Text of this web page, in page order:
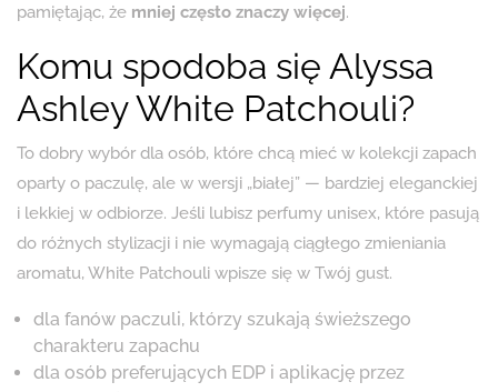
pamiętając, że mniej często znaczy więcej.
Komu spodoba się Alyssa
Ashley White Patchouli?
To dobry wybór dla osób, które chcą mieć w kolekcji zapach
oparty o paczulę, ale w wersji „białej” — bardziej eleganckiej
i lekkiej w odbiorze. Jeśli lubisz perfumy unisex, które pasują
do różnych stylizacji i nie wymagają ciągłego zmieniania
aromatu, White Patchouli wpisze się w Twój gust.
dla fanów paczuli, którzy szukają świeższego
charakteru zapachu
dla osób preferujących EDP i aplikację przez